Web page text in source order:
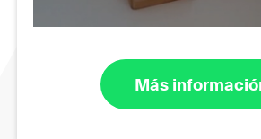
Más